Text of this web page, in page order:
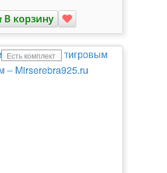
В корзину
Есть комплект